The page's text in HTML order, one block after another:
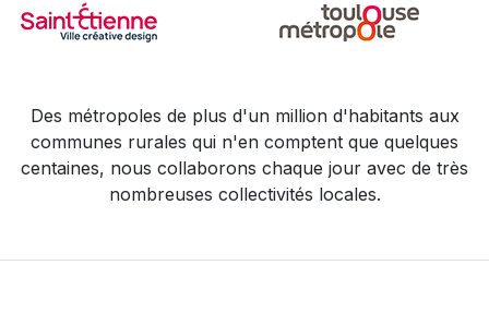
Des métropoles de plus d'un million d'habitants aux
communes rurales qui n'en comptent que quelques
centaines, nous collaborons chaque jour avec de très
nombreuses collectivités locales.